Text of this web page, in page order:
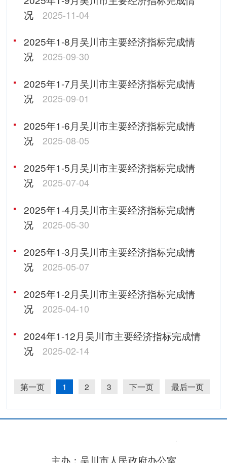
况
2025-11-04
2025年1-8月吴川市主要经济指标完成情
况
2025-09-30
2025年1-7月吴川市主要经济指标完成情
况
2025-09-01
2025年1-6月吴川市主要经济指标完成情
况
2025-08-05
2025年1-5月吴川市主要经济指标完成情
况
2025-07-04
2025年1-4月吴川市主要经济指标完成情
况
2025-05-30
2025年1-3月吴川市主要经济指标完成情
况
2025-05-07
2025年1-2月吴川市主要经济指标完成情
况
2025-04-10
2024年1-12月吴川市主要经济指标完成情
况
2025-02-14
第一页 1 2 3 下一页 最后一页
主办：吴川市人民政府办公室